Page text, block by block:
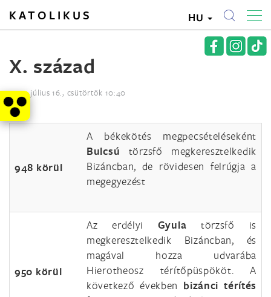
KATOLIKUS HU
X. század
2015. július 16., csütörtök 10:40
948 körül
A békekötés megpecsételéseként
Bulcsú törzsfő megkeresztelkedik
Bizáncban, de rövidesen felrúgja a
megegyezést
950 körül
Az erdélyi Gyula törzsfő is
megkeresztelkedik Bizáncban, és
magával hozza udvarába
Hierotheosz térítőpüspököt. A
következő években bizánci térítés